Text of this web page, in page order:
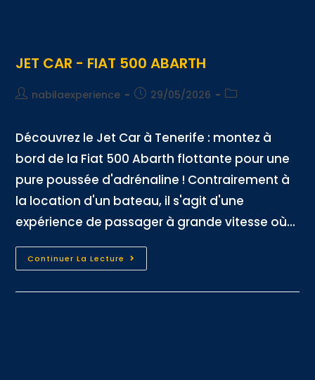
JET CAR - FIAT 500 ABARTH
nabilaexperience 29/05/2026
Découvrez le Jet Car à Tenerife : montez à
bord de la Fiat 500 Abarth flottante pour une
pure poussée d'adrénaline ! Contrairement à
la location d'un bateau, il s'agit d'une
expérience de passager à grande vitesse où...
Continuer La Lecture